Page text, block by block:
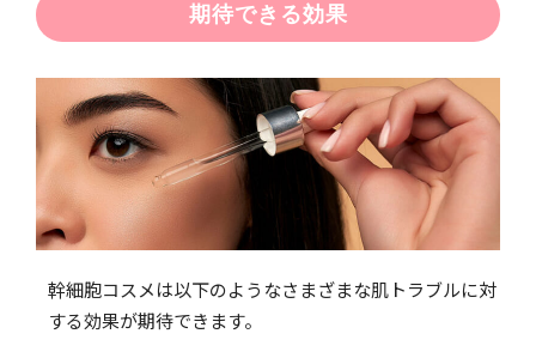
期待できる効果
幹細胞コスメは以下のようなさまざまな肌トラブルに対
する効果が期待できます。